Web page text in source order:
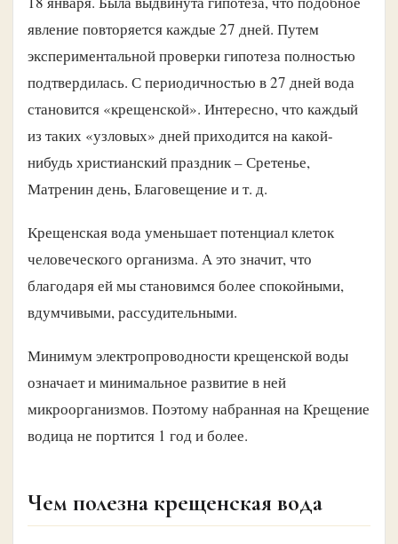
явление повторяется каждые 27 дней. Путем
экспериментальной проверки гипотеза полностью
подтвердилась. С периодичностью в 27 дней вода
становится «крещенской». Интересно, что каждый
из таких «узловых» дней приходится на какой-
нибудь христианский праздник – Сретенье,
Матренин день, Благовещение и т. д.
Крещенская вода уменьшает потенциал клеток
человеческого организма. А это значит, что
благодаря ей мы становимся более спокойными,
вдумчивыми, рассудительными.
Минимум электропроводности крещенской воды
означает и минимальное развитие в ней
микроорганизмов. Поэтому набранная на Крещение
водица не портится 1 год и более.
Чем полезна крещенская вода